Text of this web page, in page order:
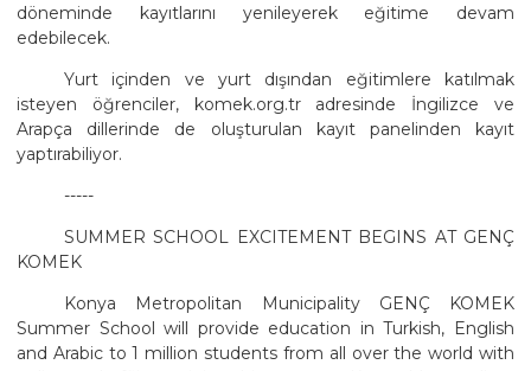
döneminde kayıtlarını yenileyerek eğitime devam
edebilecek.
Yurt içinden ve yurt dışından eğitimlere katılmak
isteyen öğrenciler, komek.org.tr adresinde İngilizce ve
Arapça dillerinde de oluşturulan kayıt panelinden kayıt
yaptırabiliyor.
-----
SUMMER SCHOOL EXCITEMENT BEGINS AT GENÇ
KOMEK
Konya Metropolitan Municipality GENÇ KOMEK
Summer School will provide education in Turkish, English
and Arabic to 1 million students from all over the world with